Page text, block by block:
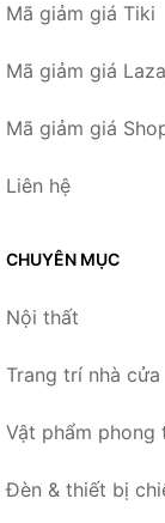
Mã giảm giá Tiki
Mã giảm giá
Mã giảm giá
Liên hệ
CHUYÊN MỤC
Nội thất
Trang trí nhà cửa
Vật phẩm phong
Đèn & thiết bị